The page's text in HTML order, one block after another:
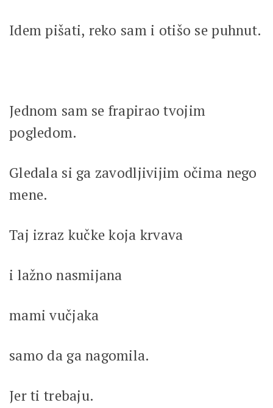
Idem pišati, reko sam i otišo se puhnut.
Jednom sam se frapirao tvojim
pogledom.
Gledala si ga zavodljivijim očima nego
mene.
Taj izraz kučke koja krvava
i lažno nasmijana
mami vučjaka
samo da ga nagomila.
Jer ti trebaju.